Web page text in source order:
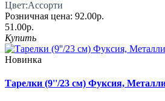
Цвет:Ассорти
Розничная цена: 92.00р.
51.00р.
Купить
Новинка
Тарелки (9''/23 см) Фуксия,